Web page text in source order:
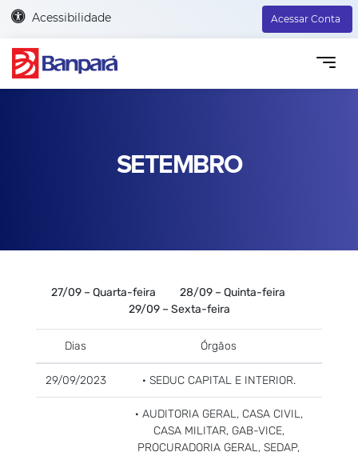
Acessibilidade Acessar Conta
SETEMBRO
27/09 – Quarta-feira 28/09 – Quinta-feira
29/09 – Sexta-feira
Dias Órgãos
29/09/2023 · SEDUC CAPITAL E INTERIOR.
· AUDITORIA GERAL, CASA CIVIL,
CASA MILITAR, GAB-VICE,
PROCURADORIA GERAL, SEDAP,